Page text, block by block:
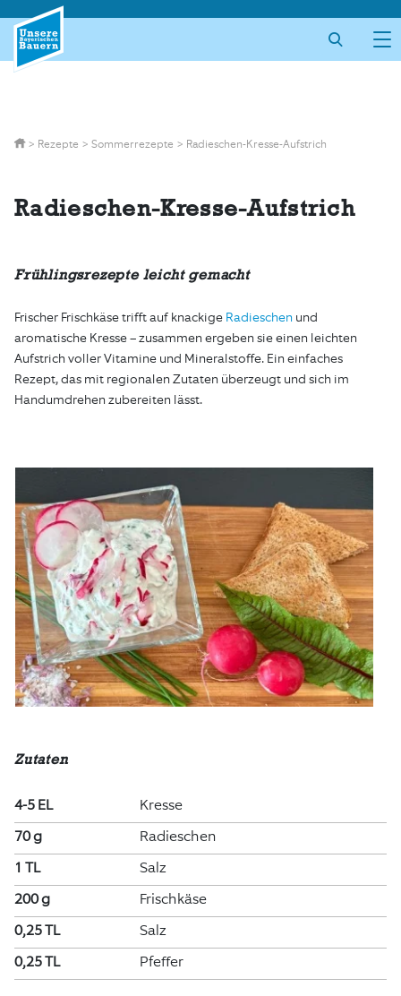
content
> Rezepte > Sommerrezepte > Radieschen-Kresse-Aufstrich
Radieschen-Kresse-Aufstrich
Frühlingsrezepte leicht gemacht
Frischer Frischkäse trifft auf knackige Radieschen und
aromatische Kresse – zusammen ergeben sie einen leichten
Aufstrich voller Vitamine und Mineralstoffe. Ein einfaches
Rezept, das mit regionalen Zutaten überzeugt und sich im
Handumdrehen zubereiten lässt.
Zutaten
4-5 EL
Kresse
70 g
Radieschen
1 TL
Salz
200 g
Frischkäse
0,25 TL
Salz
0,25 TL
Pfeffer